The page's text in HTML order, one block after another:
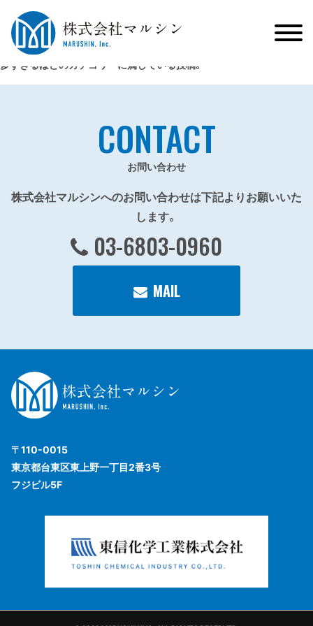
多すぎるほどのカテゴリーに属している投稿。
CONTACT
お問い合わせ
株式会社マルシンへのお問い合わせは下記よりお願いいた
します。
03-6803-0960
MAIL
〒110-0015
東京都台東区東上野一丁目2番3号
フジビル5F